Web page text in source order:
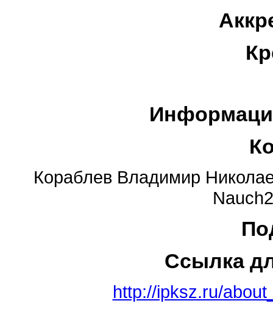
Кораблев Владимир
Ссылка
http://ipksz.ru/